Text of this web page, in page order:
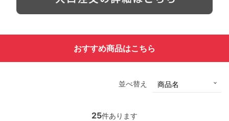
おすすめ商品はこちら
並べ替え
25件あります